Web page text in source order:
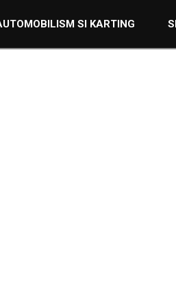
SI KARTING
29 IANUARIE 2024